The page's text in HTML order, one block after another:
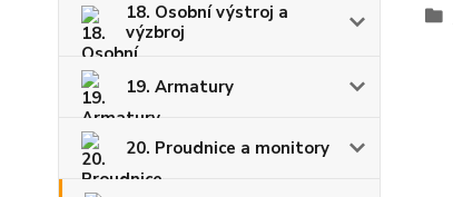
18. Osobní výstroj a
výzbroj
19. Armatury
20. Proudnice a monitory